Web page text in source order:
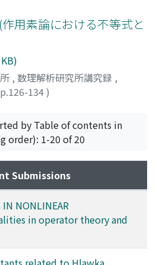
用素論における不等式と
, 数理解析研究所講究録 ,
134)
by Table of contents in
order): 1-20 of 20
Submissions
NONLINEAR
in operator theory and